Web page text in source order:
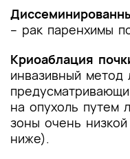
– рак паренхимы
Криоаблация
инвазивный метод
на опухоль путем
зоны очень
ниже).